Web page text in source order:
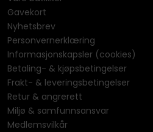
Gavekort
Nyhetsbrev
Personvernerklæring
Informasjonskapsler (cookies)
Betaling- & kjøpsbetingelser
Frakt- & leveringsbetingelser
Retur & angrerett
Miljø & samfunnsansvar
Medlemsvilkår